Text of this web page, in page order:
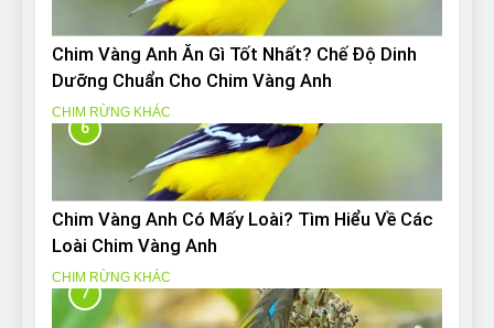
Chim Vàng Anh Ăn Gì Tốt Nhất? Chế Độ Dinh
Dưỡng Chuẩn Cho Chim Vàng Anh
CHIM RỪNG KHÁC
6
Chim Vàng Anh Có Mấy Loài? Tìm Hiểu Về Các
Loài Chim Vàng Anh
CHIM RỪNG KHÁC
7